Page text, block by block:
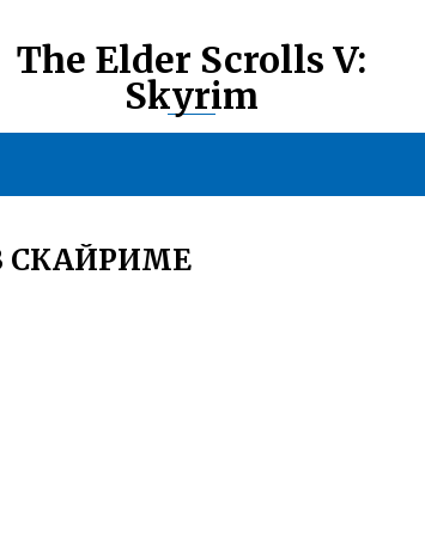
The Elder Scrolls V:
Skyrim
СКАЙРИМЕ